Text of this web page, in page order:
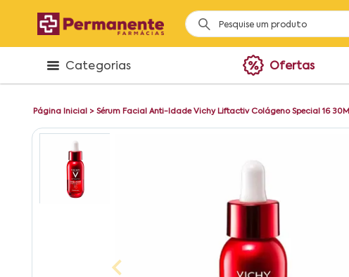
Categorias Ofertas
Página Inicial > Sérum Facial Anti-Idade Vichy Liftactiv Colágeno Special 16 30Ml